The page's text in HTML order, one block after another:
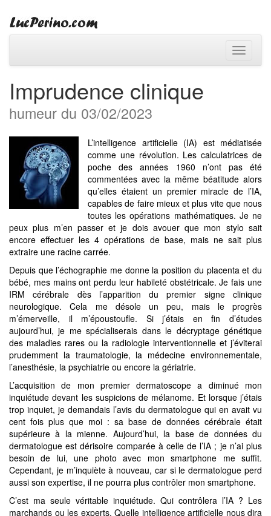
Toggle
Imprudence clinique
humeur du 03/02/2023
L’intelligence artificielle (IA) est médiatisée
comme une révolution. Les calculatrices de
poche des années 1960 n’ont pas été
commentées avec la même béatitude alors
qu’elles étaient un premier miracle de l’IA,
capables de faire mieux et plus vite que nous
toutes les opérations mathématiques. Je ne
peux plus m’en passer et je dois avouer que mon stylo sait
encore effectuer les 4 opérations de base, mais ne sait plus
extraire une racine carrée.
Depuis que l’échographie me donne la position du placenta et du
bébé, mes mains ont perdu leur habileté obstétricale. Je fais une
IRM cérébrale dès l’apparition du premier signe clinique
neurologique. Cela me désole un peu, mais le progrès
m’émerveille, il m’époustoufle. Si j’étais en fin d’études
aujourd’hui, je me spécialiserais dans le décryptage génétique
des maladies rares ou la radiologie interventionnelle et j’éviterai
prudemment la traumatologie, la médecine environnementale,
l’anesthésie, la psychiatrie ou encore la gériatrie.
L’acquisition de mon premier dermatoscope a diminué mon
inquiétude devant les suspicions de mélanome. Et lorsque j’étais
trop inquiet, je demandais l’avis du dermatologue qui en avait vu
cent fois plus que moi : sa base de données cérébrale était
supérieure à la mienne. Aujourd’hui, la base de données du
dermatologue est dérisoire comparée à celle de l’IA ; je n’ai plus
besoin de lui, une photo avec mon smartphone me suffit.
Cependant, je m’inquiète à nouveau, car si le dermatologue perd
aussi son expertise, il ne pourra plus contrôler mon smartphone.
C’est ma seule véritable inquiétude. Qui contrôlera l’IA ? Les
marchands ou les experts. Quelle intelligence artificielle nous dira